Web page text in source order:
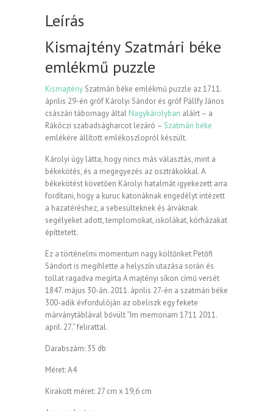
Leírás
Kismajtény Szatmári béke
emlékmű puzzle
Kismajtény Szatmári béke emlékmű puzzle az 1711.
április 29-én gróf Károlyi Sándor és gróf Pállfy János
császári tábornagy által Nagykárolyban aláírt – a
Rákóczi szabadságharcot lezáró – Szatmári béke
emlékére állított emlékoszlopról készült.
Károlyi úgy látta, hogy nincs más választás, mint a
békekötés, és a megegyezés az osztrákokkal. A
békekötést követően Károlyi hatalmát igyekezett arra
fordítani, hogy a kuruc katonáknak engedélyt intézett
a hazatéréshez, a sebesülteknek és árváknak
segélyeket adott, templomokat, iskolákat, kórházakat
építtetett.
Ez a történelmi momentum nagy költőnket Petőfi
Sándort is megihlette a helyszín utazása során és
tollat ragadva megírta A majtényi síkon című versét
1847. május 30-án. 2011. április 27-én a szatmári béke
300-adik évfordulóján az obeliszk egy fekete
márványtáblával bővült “Im memoriam 1711 2011.
april. 27.” felirattal.
Darabszám: 35 db
Méret: A4
Kirakott méret: 27 cm x 19,6 cm